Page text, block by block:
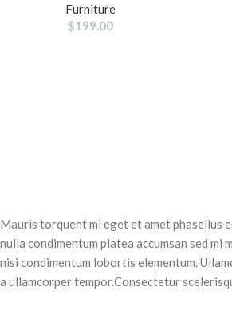
Furniture
$199.00
Mauris torquent mi eget et amet phasellus
nulla condimentum platea accumsan sed
nisi condimentum lobortis elementum.
a ullamcorper tempor.Consectetur